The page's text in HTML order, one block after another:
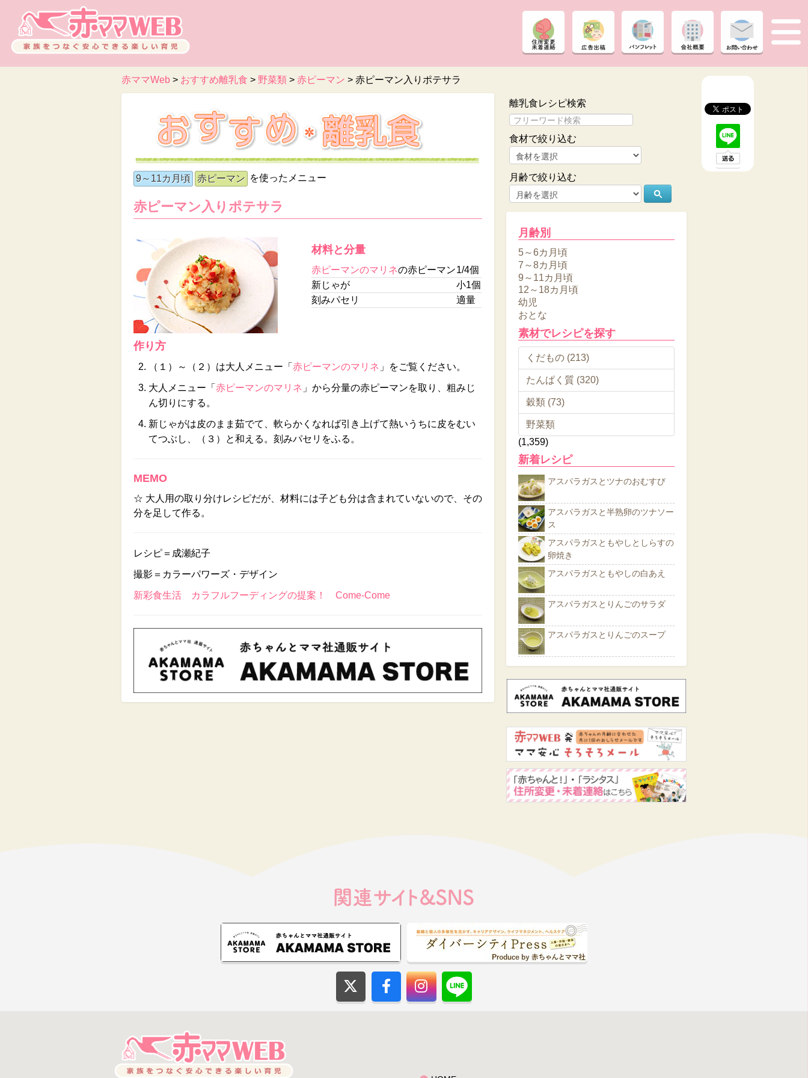
赤ママWeb > おすすめ離乳食 > 野菜類 > 赤ピーマン > 赤ピーマン入りポテサラ
9～11カ月頃 赤ピーマン を使ったメニュー
赤ピーマン入りポテサラ
材料と分量
赤ピーマンのマリネの赤ピーマン1/4個
新じゃが
小1個
刻みパセリ
適量
作り方
（１）～（２）は大人メニュー「 赤ピーマンのマリネ 」をご覧ください。
大人メニュー「 赤ピーマンのマリネ 」から分量の赤ピーマンを取り、粗みじ
ん切りにする。
新じゃがは皮のまま茹でて、軟らかくなれば引き上げて熱いうちに皮をむい
てつぶし、（３）と和える。刻みパセリをふる。
MEMO
☆ 大人用の取り分けレシピだが、材料には子ども分は含まれていないので、その
分を足して作る。
レシピ＝成瀬紀子
撮影＝カラーパワーズ・デザイン
新彩食生活 カラフルフーディングの提案！ Come-Come
離乳食レシピ検索
食材で絞り込む
月齢で絞り込む
月齢別
5～6カ月頃
7～8カ月頃
9～11カ月頃
12～18カ月頃
幼児
おとな
素材でレシピを探す
くだもの (213)
たんぱく質 (320)
穀類 (73)
野菜類
(1,359)
新着レシピ
アスパラガスとツナのおむすび
アスパラガスと半熟卵のツナソー
ス
アスパラガスともやしとしらすの
卵焼き
アスパラガスともやしの白あえ
アスパラガスとりんごのサラダ
アスパラガスとりんごのスープ